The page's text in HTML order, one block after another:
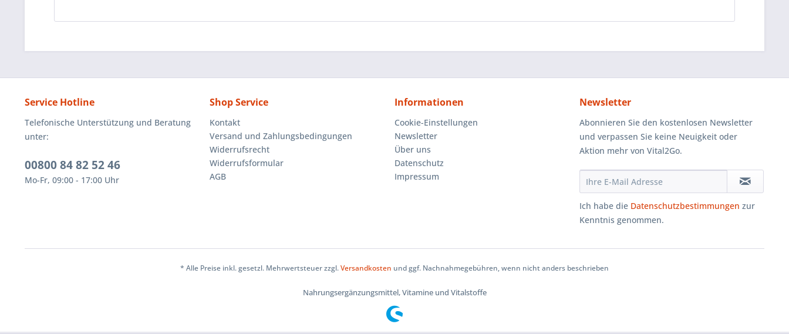
Service Hotline
Telefonische Unterstützung und Beratung
unter:
00800 84 82 52 46
Mo-Fr, 09:00 - 17:00 Uhr
Shop Service
Kontakt
Versand und Zahlungsbedingungen
Widerrufsrecht
Widerrufsformular
AGB
Informationen
Cookie-Einstellungen
Newsletter
Über uns
Datenschutz
Impressum
Newsletter
Abonnieren Sie den kostenlosen Newsletter
und verpassen Sie keine Neuigkeit oder
Aktion mehr von Vital2Go.
Ich habe die Datenschutzbestimmungen zur
Kenntnis genommen.
* Alle Preise inkl. gesetzl. Mehrwertsteuer zzgl.Versandkosten und ggf. Nachnahmegebühren, wenn nicht anders beschrieben
Nahrungsergänzungsmittel, Vitamine und Vitalstoffe